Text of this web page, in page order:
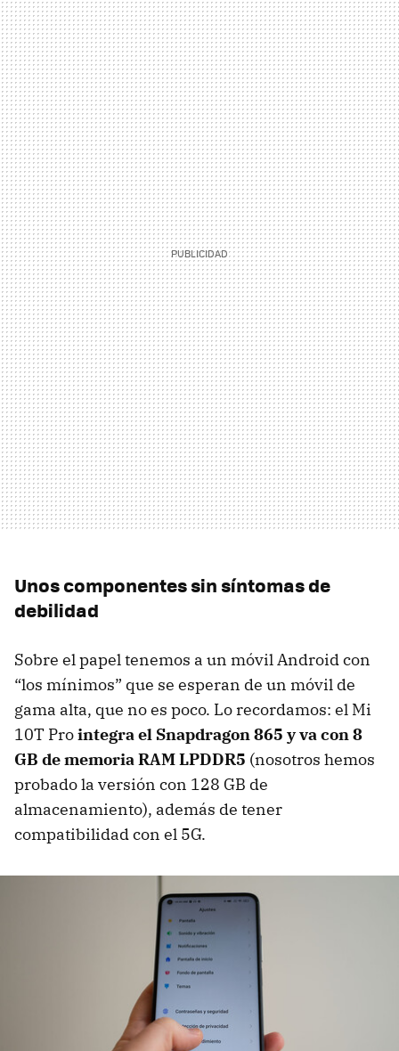
Unos componentes sin síntomas de
debilidad
Sobre el papel tenemos a un móvil Android con
“los mínimos” que se esperan de un móvil de
gama alta, que no es poco. Lo recordamos: el Mi
10T Prointegra el Snapdragon 865 y va con 8
GB de memoria RAM LPDDR5 (nosotros hemos
probado la versión con 128 GB de
almacenamiento), además de tener
compatibilidad con el 5G.